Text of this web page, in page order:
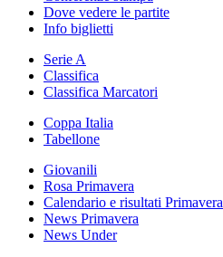
Dove vedere le partite
Info biglietti
Serie A
Classifica
Classifica Marcatori
Coppa Italia
Tabellone
Giovanili
Rosa Primavera
Calendario e risultati Primavera
News Primavera
News Under